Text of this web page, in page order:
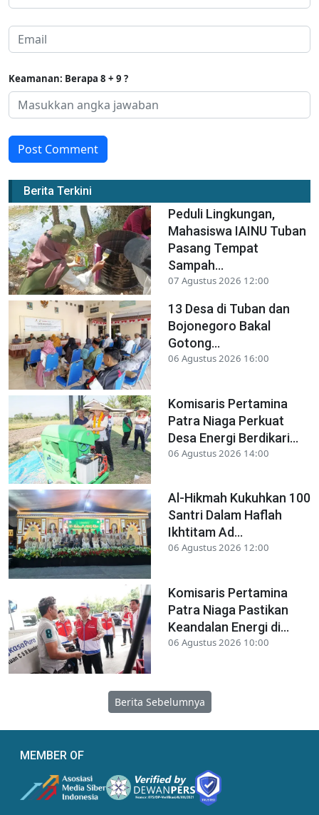
Keamanan: Berapa 8 + 9 ?
Post Comment
Berita Terkini
Peduli Lingkungan,
Mahasiswa IAINU Tuban
Pasang Tempat
Sampah...
07 Agustus 2026 12:00
13 Desa di Tuban dan
Bojonegoro Bakal
Gotong...
06 Agustus 2026 16:00
Komisaris Pertamina
Patra Niaga Perkuat
Desa Energi Berdikari...
06 Agustus 2026 14:00
Al-Hikmah Kukuhkan 100
Santri Dalam Haflah
Ikhtitam Ad...
06 Agustus 2026 12:00
Komisaris Pertamina
Patra Niaga Pastikan
Keandalan Energi di...
06 Agustus 2026 10:00
Berita Sebelumnya
MEMBER OF